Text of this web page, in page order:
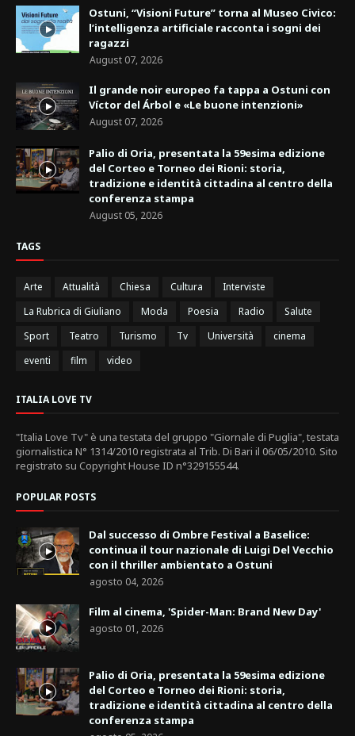
Ostuni, “Visioni Future” torna al Museo Civico:
l’intelligenza artificiale racconta i sogni dei
ragazzi
August 07, 2026
Il grande noir europeo fa tappa a Ostuni con
Víctor del Árbol e «Le buone intenzioni»
August 07, 2026
Palio di Oria, presentata la 59esima edizione
del Corteo e Torneo dei Rioni: storia,
tradizione e identità cittadina al centro della
conferenza stampa
August 05, 2026
TAGS
Arte Attualità Chiesa Cultura
Interviste
La Rubrica di Giuliano
Moda Poesia Radio
Salute
Sport
Teatro Turismo Tv Università
cinema
eventi
film video
ITALIA LOVE TV
"Italia Love Tv" è una testata del gruppo "Giornale di Puglia", testata
giornalistica N° 1314/2010 registrata al Trib. Di Bari il 06/05/2010. Sito
registrato su Copyright House ID n°329155544.
POPULAR POSTS
Dal successo di Ombre Festival a Baselice:
continua il tour nazionale di Luigi Del Vecchio
con il thriller ambientato a Ostuni
agosto 04, 2026
Film al cinema, 'Spider-Man: Brand New Day'
agosto 01, 2026
Palio di Oria, presentata la 59esima edizione
del Corteo e Torneo dei Rioni: storia,
tradizione e identità cittadina al centro della
conferenza stampa